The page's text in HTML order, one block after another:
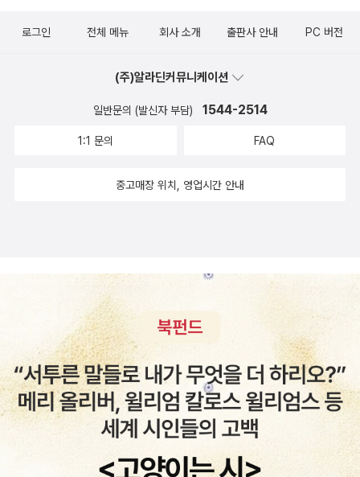
로그인 전체 메뉴 회사 소개 출판사 안내 PC 버전
(주)알라딘커뮤니케이션
일반문의 (발신자 부담) 1544-2514
1:1 문의 FAQ
중고매장 위치, 영업시간 안내